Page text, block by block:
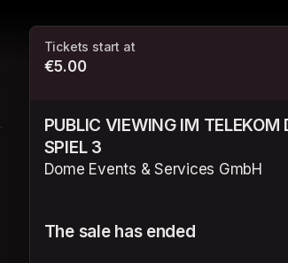
Tickets start at
€5.00
PUBLIC VIEWING IM TELEKOM
SPIEL 3
Dome Events & Services GmbH
The sale has ended